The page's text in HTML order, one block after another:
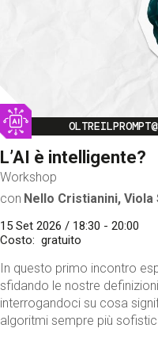
Image
L’AI è intelligente?
Workshop
con Nello Cristianini,
15 Set 2026 / 18:30 - 20:00
Costo
gratuito
In questo primo incontro
sfidando le nostre
interrogandoci su cosa
algoritmi sempre più